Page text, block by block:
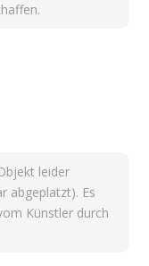
leider
abgeplatzt). Es
Künstler durch